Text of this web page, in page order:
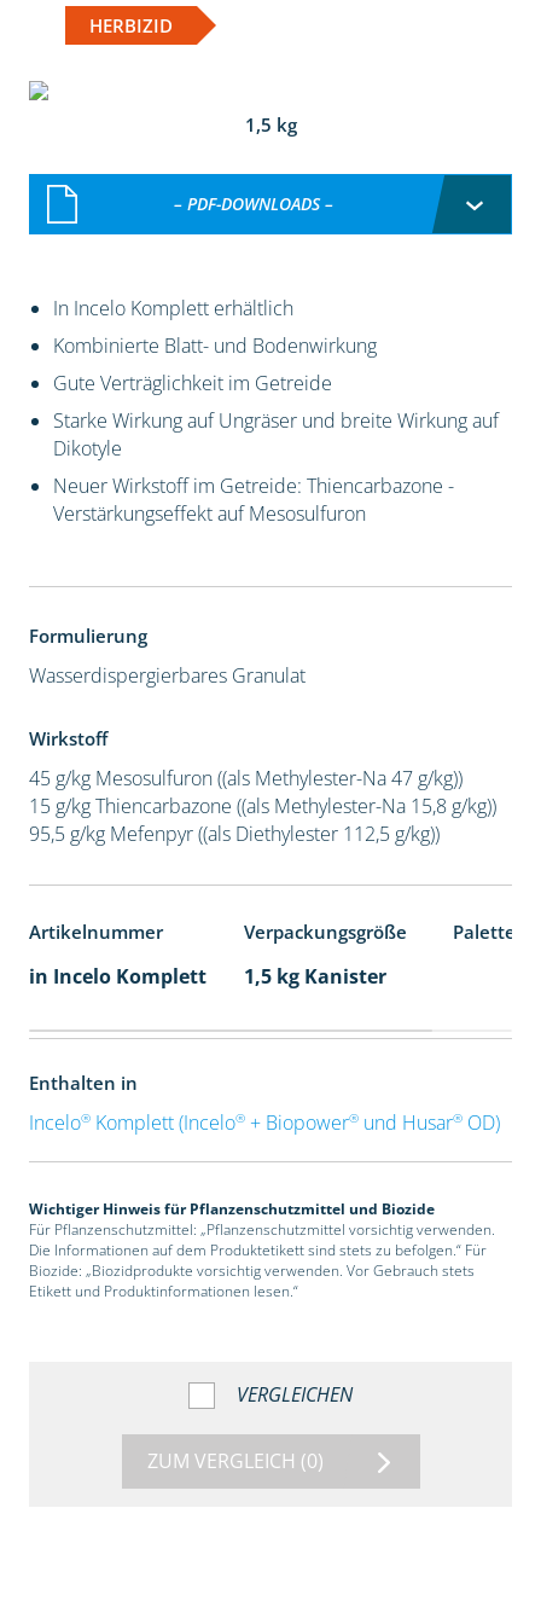
HERBIZID
1,5 kg
– PDF-DOWNLOADS –
In Incelo Komplett erhältlich
Kombinierte Blatt- und Bodenwirkung
Gute Verträglichkeit im Getreide
Starke Wirkung auf Ungräser und breite Wirkung auf
Dikotyle
Neuer Wirkstoff im Getreide: Thiencarbazone -
Verstärkungseffekt auf Mesosulfuron
Formulierung
Wasserdispergierbares Granulat
Wirkstoff
45 g/kg Mesosulfuron ((als Methylester-Na 47 g/kg))
15 g/kg Thiencarbazone ((als Methylester-Na 15,8 g/kg))
95,5 g/kg Mefenpyr ((als Diethylester 112,5 g/kg))
Artikelnummer Verpackungsgröße
in Incelo Komplett 1,5 kg Kanister
Enthalten in
Incelo®Komplett (Incelo®+ Biopower®und Husar®OD)
Wichtiger Hinweis für Pflanzenschutzmittel und Biozide
Für Pflanzenschutzmittel: „Pflanzenschutzmittel vorsichtig verwenden.
Die Informationen auf dem Produktetikett sind stets zu befolgen.“ Für
Biozide: „Biozidprodukte vorsichtig verwenden. Vor Gebrauch stets
Etikett und Produktinformationen lesen.“
VERGLEICHEN
ZUM VERGLEICH (0)